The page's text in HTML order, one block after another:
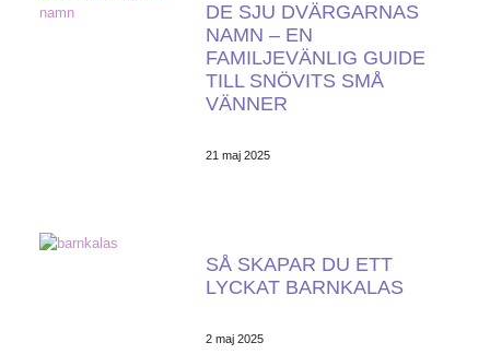
DE SJU DVÄRGARNAS
NAMN – EN
FAMILJEVÄNLIG GUIDE
TILL SNÖVITS SMÅ
VÄNNER
21 maj 2025
SÅ SKAPAR DU ETT
LYCKAT BARNKALAS
2 maj 2025